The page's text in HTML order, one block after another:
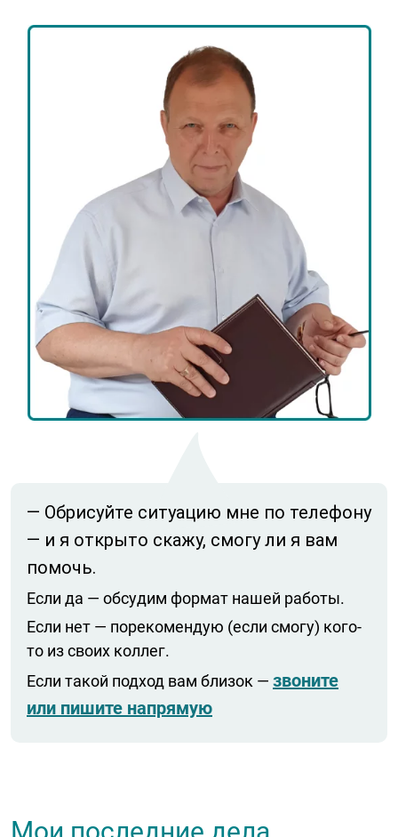
— Обрисуйте ситуацию мне по телефону
— и я открыто скажу, смогу ли я вам
помочь.
Если да — обсудим формат нашей работы.
Если нет — порекомендую (если смогу) кого-
то из своих коллег.
Если такой подход вам близок — звоните
или пишите напрямую